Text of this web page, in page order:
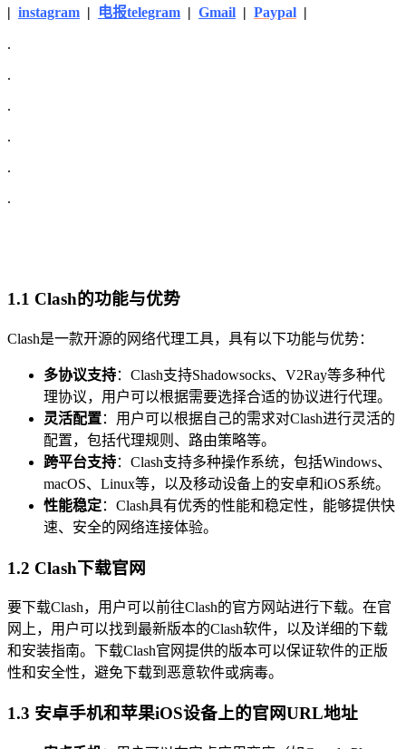
| instagram | 电报telegram | Gmail | Paypal |
.
.
.
.
.
.
1.1 Clash的功能与优势
Clash是一款开源的网络代理工具，具有以下功能与优势：
多协议支持：Clash支持Shadowsocks、V2Ray等多种代
理协议，用户可以根据需要选择合适的协议进行代理。
灵活配置：用户可以根据自己的需求对Clash进行灵活的
配置，包括代理规则、路由策略等。
跨平台支持：Clash支持多种操作系统，包括Windows、
macOS、Linux等，以及移动设备上的安卓和iOS系统。
性能稳定：Clash具有优秀的性能和稳定性，能够提供快
速、安全的网络连接体验。
1.2 Clash下载官网
要下载Clash，用户可以前往Clash的官方网站进行下载。在官
网上，用户可以找到最新版本的Clash软件，以及详细的下载
和安装指南。下载Clash官网提供的版本可以保证软件的正版
性和安全性，避免下载到恶意软件或病毒。
1.3 安卓手机和苹果iOS设备上的官网URL地址